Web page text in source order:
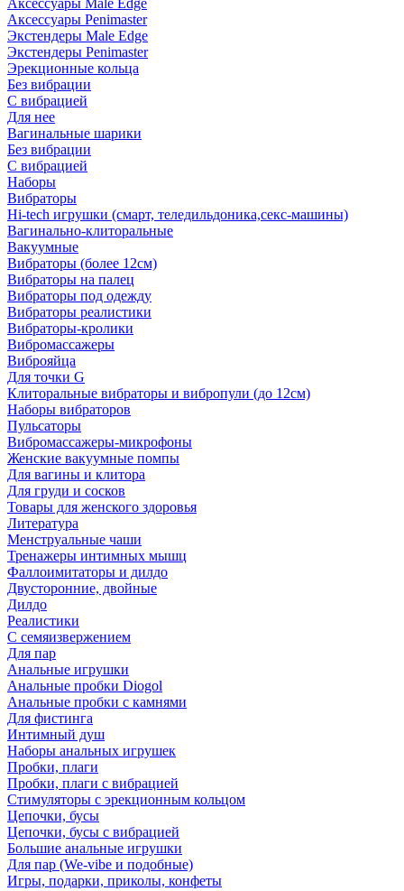
Аксессуары Male Edge
Аксессуары Penimaster
Экстендеры Male Edge
Экстендеры Penimaster
Эрекционные кольца
Без вибрации
С вибрацией
Для нее
Вагинальные шарики
Без вибрации
С вибрацией
Наборы
Вибраторы
Hi-tech игрушки (смарт, теледильдоника,секс-машины)
Вагинально-клиторальные
Вакуумные
Вибраторы (более 12см)
Вибраторы на палец
Вибраторы под одежду
Вибраторы реалистики
Вибраторы-кролики
Вибромассажеры
Виброяйца
Для точки G
Клиторальные вибраторы и вибропули (до 12см)
Наборы вибраторов
Пульсаторы
Вибромассажеры-микрофоны
Женские вакуумные помпы
Для вагины и клитора
Для груди и сосков
Товары для женского здоровья
Литература
Менструальные чаши
Тренажеры интимных мышц
Фаллоимитаторы и дилдо
Двусторонние, двойные
Дилдо
Реалистики
С семяизвержением
Для пар
Анальные игрушки
Анальные пробки Diogol
Анальные пробки с камнями
Для фистинга
Интимный душ
Наборы анальных игрушек
Пробки, плаги
Пробки, плаги с вибрацией
Стимуляторы с эрекционным кольцом
Цепочки, бусы
Цепочки, бусы с вибрацией
Большие анальные игрушки
Для пар (We-vibe и подобные)
Игры, подарки, приколы, конфеты